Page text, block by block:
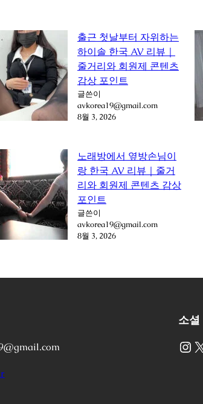
출근 첫날부터 자위하는
하이솔 한국 AV 리뷰｜
줄거리와 회원제 콘텐츠
감상 포인트
글쓴이
avkorea19@gmail.com
8월 3, 2026
노래방에서 옆방손님이
랑 한국 AV 리뷰｜줄거
리와 회원제 콘텐츠 감상
포인트
글쓴이
avkorea19@gmail.com
8월 3, 2026
소셜
Instagram X